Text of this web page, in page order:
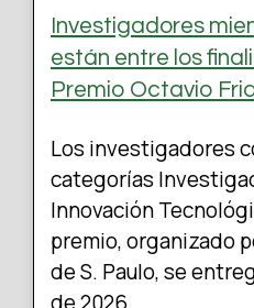
Investigadores
están entre los
Premio Octavio
Los investigadores
categorías
Innovación
premio, organizado
de S. Paulo, se